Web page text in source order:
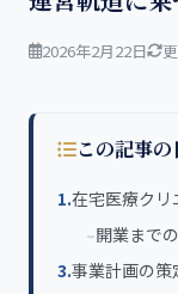
2026年2月22日
この記事
在宅医療ク
開業まで
事業計画の策